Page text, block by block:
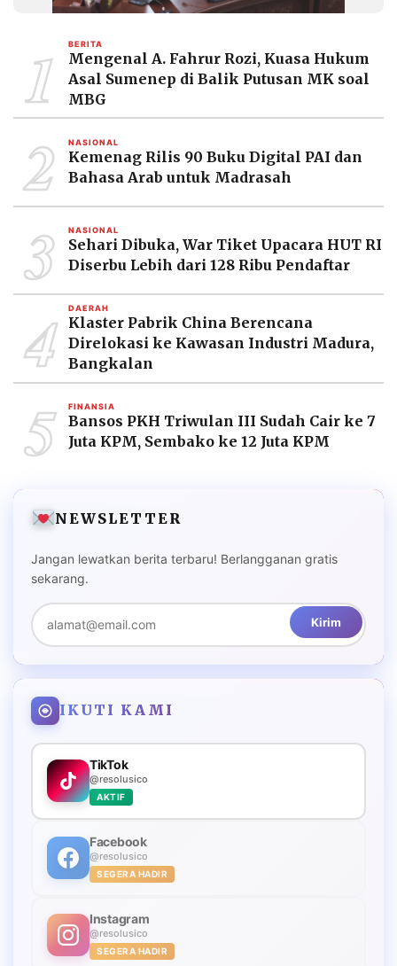
RESOLUSI
PRAMUDITA
2026
PT.
MEDIA
1 BERITA
Mengenal A. Fahrur Rozi, Kuasa Hukum
Asal Sumenep di Balik Putusan MK soal
MBG
2 NASIONAL
Kemenag Rilis 90 Buku Digital PAI dan
Bahasa Arab untuk Madrasah
3 NASIONAL
Sehari Dibuka, War Tiket Upacara HUT RI
Diserbu Lebih dari 128 Ribu Pendaftar
4 DAERAH
Klaster Pabrik China Berencana
Direlokasi ke Kawasan Industri Madura,
Bangkalan
5 FINANSIA
Bansos PKH Triwulan III Sudah Cair ke 7
Juta KPM, Sembako ke 12 Juta KPM
NEWSLETTER
Jangan lewatkan berita terbaru! Berlangganan gratis
sekarang.
Kirim
IKUTI KAMI
TikTok
@resolusico
AKTIF
Facebook
@resolusico
SEGERA HADIR
Instagram
@resolusico
SEGERA HADIR